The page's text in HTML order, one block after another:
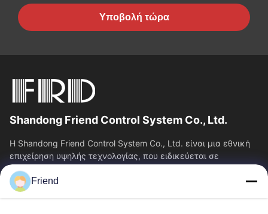
Υποβολή τώρα
Shandong Friend Control System Co., Ltd.
Η Shandong Friend Control System Co., Ltd. είναι μια εθνική
επιχείρηση υψηλής τεχνολογίας, που ειδικεύεται σε
υπηρεσίες Ε&Α οργάνων, κατασκευής...
Γρήγορες Συνδέσεις
Friend